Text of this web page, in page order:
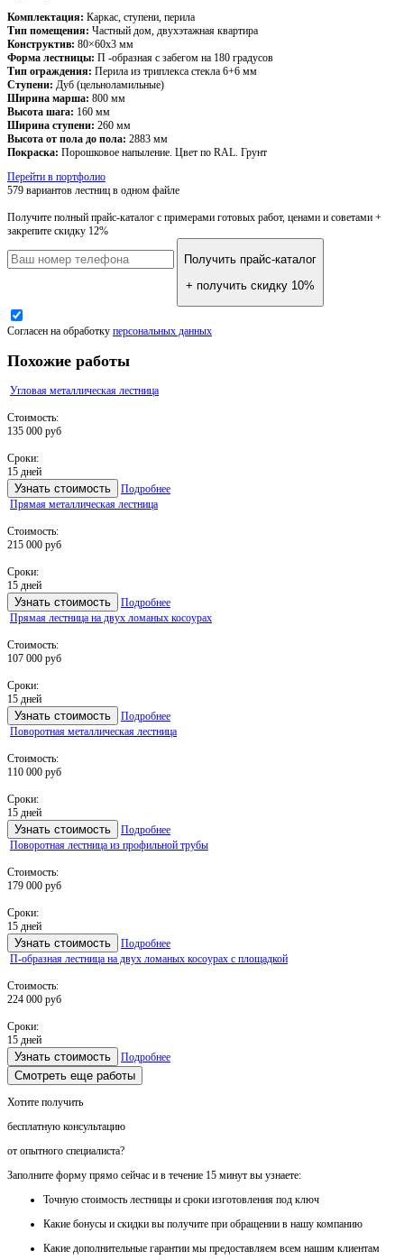
Комплектация: Каркас, ступени, перила
Тип помещения: Частный дом, двухэтажная квартира
Конструктив: 80×60х3 мм
Форма лестницы: П -образная с забегом на 180 градусов
Тип ограждения: Перила из триплекса стекла 6+6 мм
Ступени: Дуб (цельноламильные)
Ширина марша: 800 мм
Высота шага: 160 мм
Ширина ступени: 260 мм
Высота от пола до пола: 2883 мм
Покраска: Порошковое напыление. Цвет по RAL. Грунт
Перейти в портфолио
579 вариантов лестниц в одном файле
Получите полный прайс-каталог с примерами готовых работ, ценами и советами +
закрепите скидку 12%
Получить прайс-каталог
+ получить скидку 10%
Согласен на обработку персональных данных
Похожие работы
Угловая металлическая лестница
Стоимость:
135 000 руб
Сроки:
15 дней
Узнать стоимость
Подробнее
Прямая металлическая лестница
Стоимость:
215 000 руб
Сроки:
15 дней
Узнать стоимость
Подробнее
Прямая лестница на двух ломаных косоурах
Стоимость:
107 000 руб
Сроки:
15 дней
Узнать стоимость
Подробнее
Поворотная металлическая лестница
Стоимость:
110 000 руб
Сроки:
15 дней
Узнать стоимость
Подробнее
Поворотная лестница из профильной трубы
Стоимость:
179 000 руб
Сроки:
15 дней
Узнать стоимость
Подробнее
П-образная лестница на двух ломаных косоурах с площадкой
Стоимость:
224 000 руб
Сроки:
15 дней
Узнать стоимость Подробнее
Смотреть еще работы
Хотите получить
бесплатную консультацию
от опытного специалиста?
Заполните форму прямо сейчас и в течение 15 минут вы узнаете:
Точную стоимость лестницы и сроки изготовления под ключ
Какие бонусы и скидки вы получите при обращении в нашу компанию
Какие дополнительные гарантии мы предоставляем всем нашим клиентам